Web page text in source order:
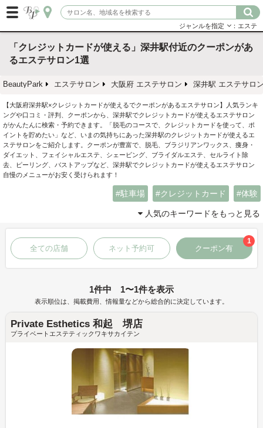
ジャンルを指定 ：エステ
「クレジットカードが使える」深井駅付近のクーポンがあ
るエステサロン1選
BeautyPark エステサロン 大阪府 エステサロン 深井駅 エステサロ
【大阪府深井駅×クレジットカードが使えるでクーポンがあるエステサロン】人気ランキ
ングや口コミ・評判、クーポンから、深井駅でクレジットカードが使えるエステサロン
がかんたんに検索・予約できます。「脱毛のコースで、クレジットカードを使って、ポ
イントを貯めたい」など、いまの気持ちにあった深井駅のクレジットカードが使えるエ
ステサロンをご紹介します。クーポンが豊富で、脱毛、ブラジリアンワックス、痩身・
ダイエット、フェイシャルエステ、シェービング、ブライダルエステ、セルライト除
去、ピーリング、バストアップなど、深井駅でクレジットカードが使えるエステサロン
自慢のメニューがお安く受けられます！
駐車場 クレジットカード 体験
人気のキーワードをもっと見る
全ての店舗 ネット予約可 クーポン有
1
1件中 1〜1件を表示
表示順位は、掲載費用、情報量などから総合的に決定しています。
Private Esthetics 和起 堺店
プライベートエステティックワキサカイテン